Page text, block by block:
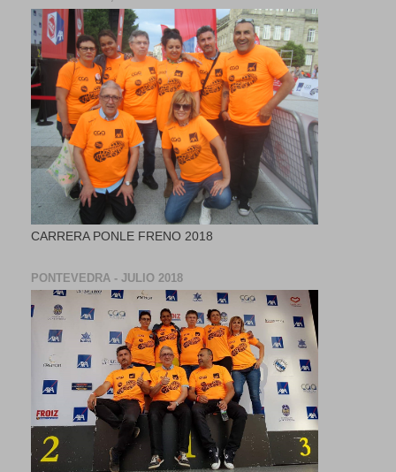
CARRERA PONLE FRENO 2018
PONTEVEDRA - JULIO 2018